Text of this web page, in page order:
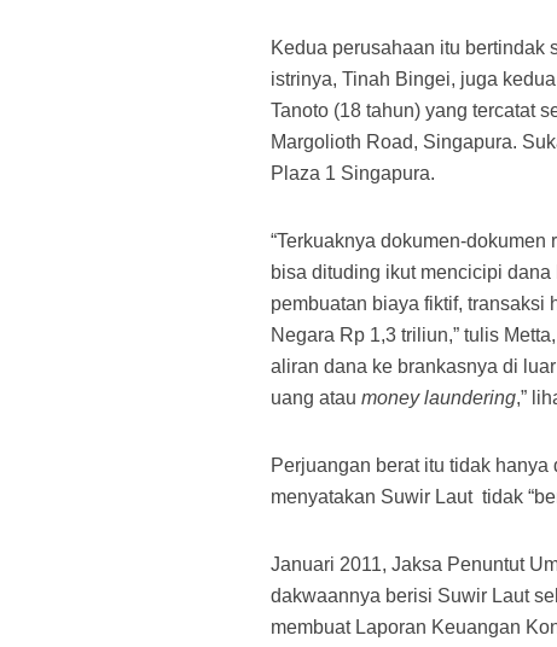
Kedua perusahaan itu bertindak
istrinya, Tinah Bingei, juga
Tanoto (18 tahun) yang tercatat
Margolioth Road, Singapura.
Plaza 1 Singapura.
“Terkuaknya dokumen-
bisa dituding ikut mencicipi
pembuatan biaya fiktif, transaksi
Negara Rp 1,3 triliun,” tulis
aliran dana ke brankasnya di
uang ataumoney laundering,”
Perjuangan berat itu tidak
menyatakan Suwir Laut tidak
Januari 2011, Jaksa Penuntut
dakwaannya berisi Suwir Laut
membuat Laporan Keuangan